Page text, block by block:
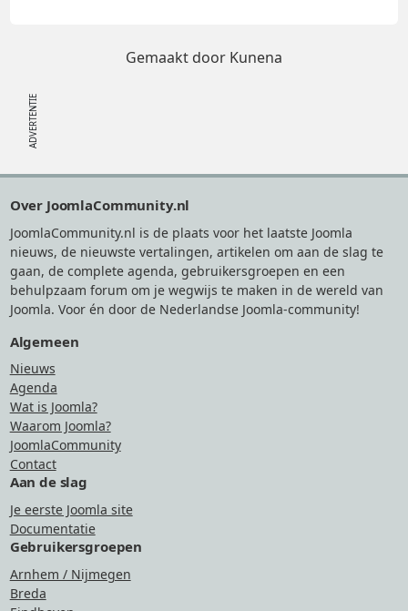
Gemaakt door Kunena
Over JoomlaCommunity.nl
JoomlaCommunity.nl is de plaats voor het laatste Joomla
nieuws, de nieuwste vertalingen, artikelen om aan de slag te
gaan, de complete agenda, gebruikersgroepen en een
behulpzaam forum om je wegwijs te maken in de wereld van
Joomla. Voor én door de Nederlandse Joomla-community!
Algemeen
Nieuws
Agenda
Wat is Joomla?
Waarom Joomla?
JoomlaCommunity
Contact
Aan de slag
Je eerste Joomla site
Documentatie
Gebruikersgroepen
Arnhem / Nijmegen
Breda